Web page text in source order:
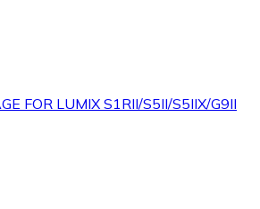
FOR LUMIX S1RII/S5II/S5IIX/G9II